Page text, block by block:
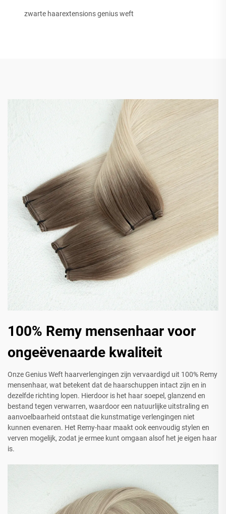
zwarte haarextensions genius weft
100% Remy mensenhaar voor
ongeëvenaarde kwaliteit
Onze Genius Weft haarverlengingen zijn vervaardigd uit 100% Remy
mensenhaar, wat betekent dat de haarschuppen intact zijn en in
dezelfde richting lopen. Hierdoor is het haar soepel, glanzend en
bestand tegen verwarren, waardoor een natuurlijke uitstraling en
aanvoelbaarheid ontstaat die kunstmatige verlengingen niet
kunnen evenaren. Het Remy-haar maakt ook eenvoudig stylen en
verven mogelijk, zodat je ermee kunt omgaan alsof het je eigen haar
is.